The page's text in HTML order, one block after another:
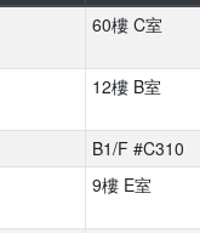
60樓 C室
12樓 B室
B1/F #C310
9樓 E室